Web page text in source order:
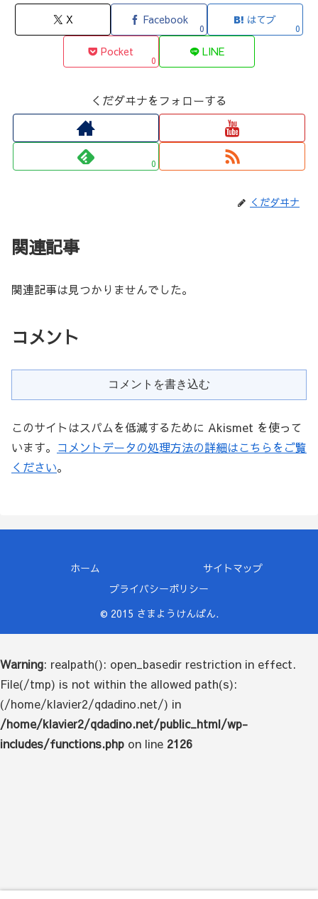
X Facebook
0
はてブ
0
Pocket
0
LINE
くだダヰナをフォローする
0
くだダヰナ
関連記事
関連記事は見つかりませんでした。
コメント
コメントを書き込む
このサイトはスパムを低減するために Akismet を使って
います。 コメントデータの処理方法の詳細はこちらをご覧
ください。
ホーム
サイトマップ
プライバシーポリシー
© 2015 さまようけんばん.
Warning: realpath(): open_basedir restriction in effect.
File(/tmp) is not within the allowed path(s):
(/home/klavier2/qdadino.net/) in
/home/klavier2/qdadino.net/public_html/wp-
includes/functions.php on line 2126